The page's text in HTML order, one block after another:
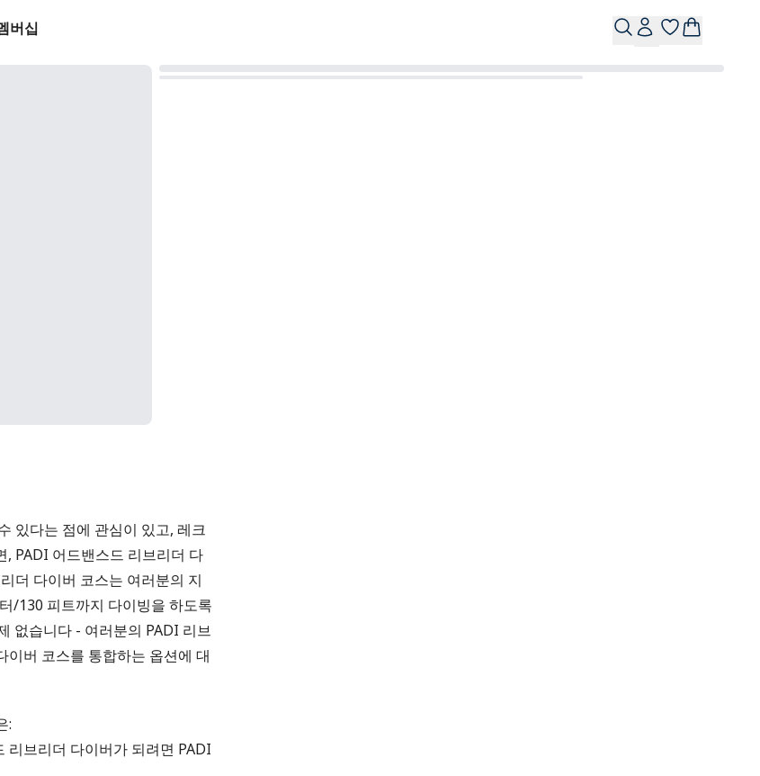
버십
있다는 점에 관심이 있고, 레크
PADI 어드밴스드 리브리더 다
더 다이버 코스는 여러분의 지
/130 피트까지 다이빙을 하도록
없습니다 - 여러분의 PADI 리브
버 코스를 통합하는 옵션에 대
:
리브리더 다이버가 되려면 PADI